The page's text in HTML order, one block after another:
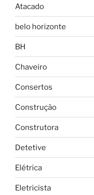
Atacado
belo horizonte
BH
Chaveiro
Consertos
Construção
Construtora
Detetive
Elétrica
Eletricista